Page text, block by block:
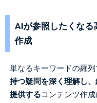
AIが参照したくなる
作成
単なるキーワードの羅列
持つ疑問を深く理解し
提供するコンテンツ作